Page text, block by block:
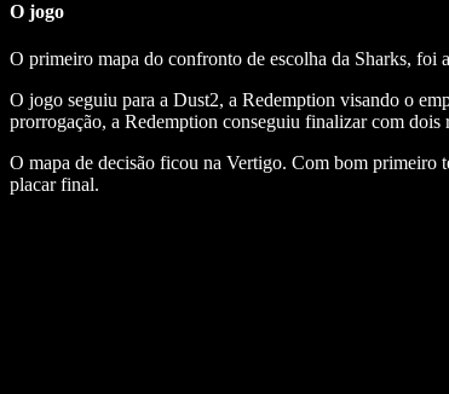
O jogo
O primeiro mapa do confronto de escolha da Sharks, foi
O jogo seguiu para a Dust2, a Redemption visando o
prorrogação, a Redemption conseguiu finalizar com
O mapa de decisão ficou na Vertigo. Com bom
placar final.